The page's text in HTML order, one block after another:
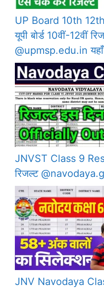
UP Board 10th
यूपी बोर्ड 10वीं-12वीं
@upmsp.edu.in
JNVST Class 9
रिजल्ट
JNV Navodaya